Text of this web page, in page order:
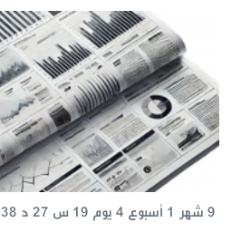
9 شهر 1 أسبوع 4 يوم 19 س 27 د 38 ث